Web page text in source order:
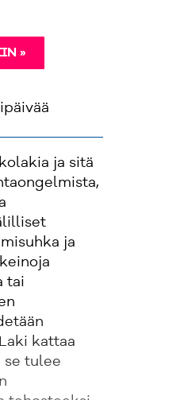
»
ja sitä
ja
tai
kattaa
se tulee